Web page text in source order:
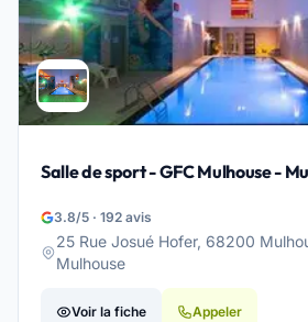
Salle de sport - GFC Mulhouse -
3.8/5 · 192 avis
25 Rue Josué Hofer, 68200
Mulhouse
Voir la fiche Appeler